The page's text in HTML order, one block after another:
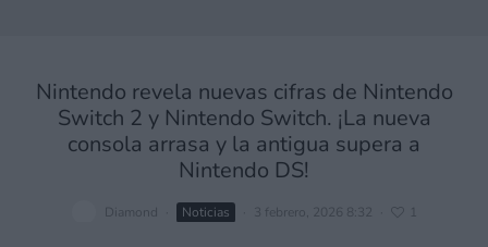
Nintendo revela nuevas cifras de Nintendo
Switch 2 y Nintendo Switch. ¡La nueva
consola arrasa y la antigua supera a
Nintendo DS!
Diamond Noticias 3 febrero, 2026 8:32 1